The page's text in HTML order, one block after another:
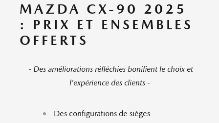
MAZDA CX-90 2025
: PRIX ET ENSEMBLES
OFFERTS
- Des améliorations réfléchies bonifient le choix et
l'expérience des clients -
Des configurations de sièges